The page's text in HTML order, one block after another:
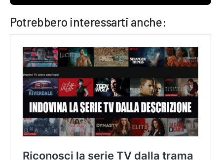
Potrebbero interessarti anche: